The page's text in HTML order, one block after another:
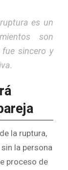
es un
son
sincero y
la ruptura,
la persona
proceso de